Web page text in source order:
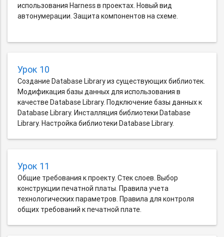
использования Harness в проектах. Новый вид
автонумерации. Защита компонентов на схеме.
Урок 10
Создание Database Library из существующих библиотек.
Модификация базы данных для использования в
качестве Database Library. Подключение базы данных к
Database Library. Инсталляция библиотеки Database
Library. Настройка библиотеки Database Library.
Урок 11
Общие требования к проекту. Стек слоев. Выбор
конструкции печатной платы. Правила учета
технологических параметров. Правила для контроля
общих требований к печатной плате.